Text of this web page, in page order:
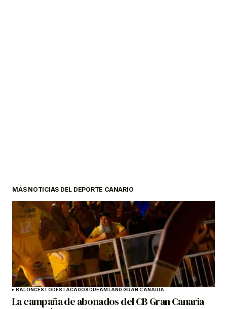
MÁS NOTICIAS DEL DEPORTE CANARIO
BALONCESTODESTACADOSDREAMLAND GRAN CANARIA
La campaña de abonados del CB Gran Canaria